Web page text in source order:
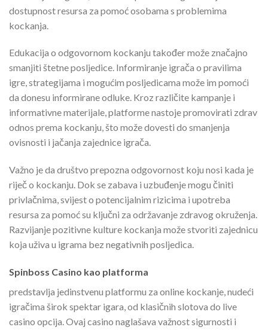
dostupnost resursa za pomoć osobama s problemima
kockanja.
Edukacija o odgovornom kockanju također može značajno
smanjiti štetne posljedice. Informiranje igrača o pravilima
igre, strategijama i mogućim posljedicama može im pomoći
da donesu informirane odluke. Kroz različite kampanje i
informativne materijale, platforme nastoje promovirati zdrav
odnos prema kockanju, što može dovesti do smanjenja
ovisnosti i jačanja zajednice igrača.
Važno je da društvo prepozna odgovornost koju nosi kada je
riječ o kockanju. Dok se zabava i uzbuđenje mogu činiti
privlačnima, svijest o potencijalnim rizicima i upotreba
resursa za pomoć su ključni za održavanje zdravog okruženja.
Razvijanje pozitivne kulture kockanja može stvoriti zajednicu
koja uživa u igrama bez negativnih posljedica.
Spinboss Casino kao platforma
predstavlja jedinstvenu platformu za online kockanje, nudeći
igračima širok spektar igara, od klasičnih slotova do live
casino opcija. Ovaj casino naglašava važnost sigurnosti i